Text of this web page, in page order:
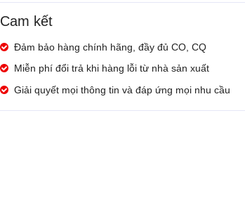
Cam kết
Đảm bảo hàng chính hãng, đầy đủ CO, CQ
Miễn phí đổi trả khi hàng lỗi từ nhà sản xuất
Giải quyết mọi thông tin và đáp ứng mọi nhu cầu